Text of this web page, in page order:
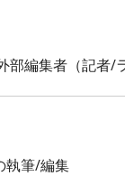
部編集者（記者/
執筆/編集